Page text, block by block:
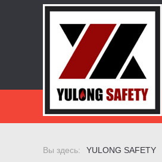
Вы здесь: YULONG SAFETY